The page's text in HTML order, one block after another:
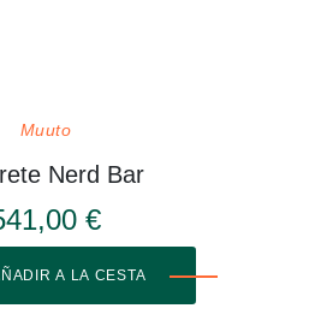
Muuto
Nerd Bar
€
A LA CESTA